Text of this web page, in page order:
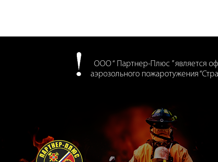
ООО “ Партнер-Плюс ” является
аэрозольного пожаротужения